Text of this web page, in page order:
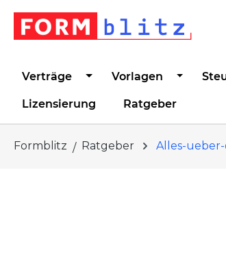
Zur Hauptnavigation
Verträge Vorlagen
Lizensierung Ratgeber
Formblitz Ratgeber Alles-